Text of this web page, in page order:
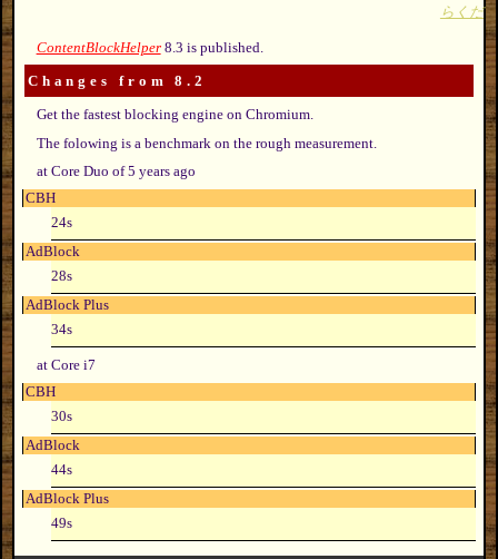
らくだ
ContentBlockHelper8.3 is published.
Changes from 8.2
Get the fastest blocking engine on Chromium.
The folowing is a benchmark on the rough measurement.
at Core Duo of 5 years ago
CBH
24s
AdBlock
28s
AdBlock Plus
34s
at Core i7
CBH
30s
AdBlock
44s
AdBlock Plus
49s